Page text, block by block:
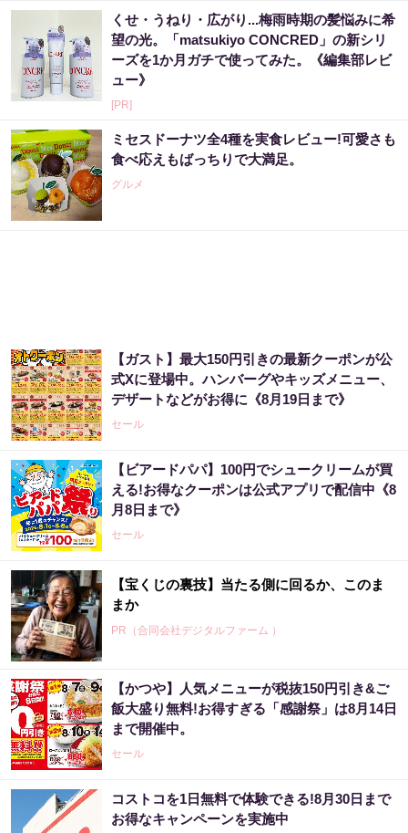
くせ・うねり・広がり...梅雨時期の髪悩みに希
望の光。「matsukiyo CONCRED」の新シリ
ーズを1か月ガチで使ってみた。《編集部レビ
ュー》
[PR]
ミセスドーナツ全4種を実食レビュー!可愛さも
食べ応えもばっちりで大満足。
グルメ
【ガスト】最大150円引きの最新クーポンが公
式Xに登場中。ハンバーグやキッズメニュー、
デザートなどがお得に《8月19日まで》
セール
【ビアードパパ】100円でシュークリームが買
える!お得なクーポンは公式アプリで配信中《8
月8日まで》
セール
【宝くじの裏技】当たる側に回るか、このま
まか
PR（合同会社デジタルファーム ）
宝くじ当たる人だけが気づいている違い
PR（合同会社デジタルファーム ）
“宝くじは運じゃなかった”当たる人の“共通
点”を知っただけ
【かつや】人気メニューが税抜150円引き&ご
飯大盛り無料!お得すぎる「感謝祭」は8月14日
まで開催中。
セール
コストコを1日無料で体験できる!8月30日まで
お得なキャンペーンを実施中